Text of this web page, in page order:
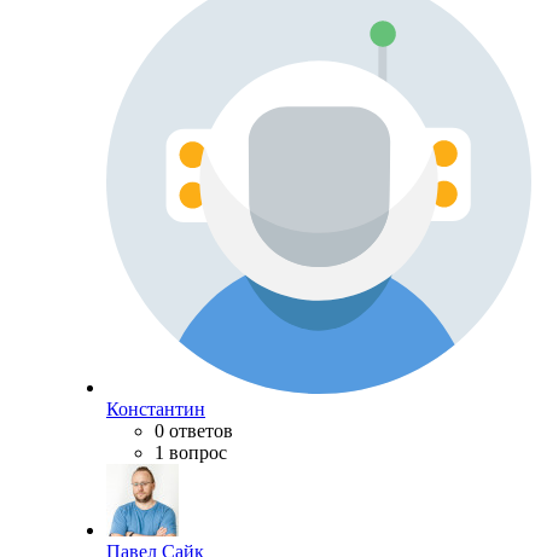
Константин
0 ответов
1 вопрос
Павел Сайк